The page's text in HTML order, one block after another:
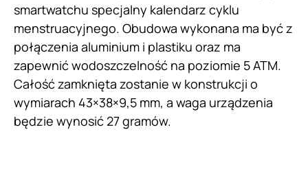
smartwatchu specjalny kalendarz cyklu
menstruacyjnego. Obudowa wykonana ma być z
połączenia aluminium i plastiku oraz ma
zapewnić wodoszczelność na poziomie 5 ATM.
Całość zamknięta zostanie w konstrukcji o
wymiarach 43×38×9,5 mm, a waga urządzenia
będzie wynosić 27 gramów.